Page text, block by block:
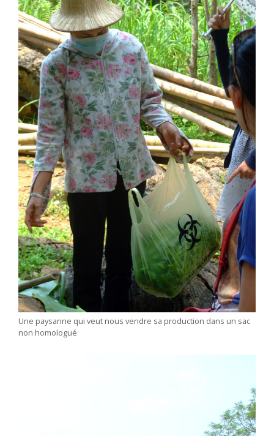
Une paysanne qui veut nous vendre sa production dans un sac
non homologué